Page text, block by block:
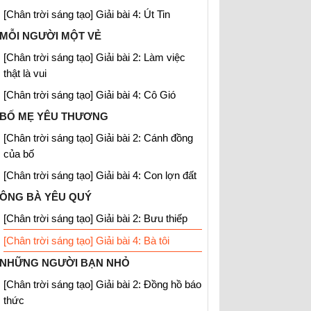
[Chân trời sáng tạo] Giải bài 4: Út Tin
MỖI NGƯỜI MỘT VẺ
[Chân trời sáng tạo] Giải bài 2: Làm việc
thật là vui
[Chân trời sáng tạo] Giải bài 4: Cô Gió
BỐ MẸ YÊU THƯƠNG
[Chân trời sáng tạo] Giải bài 2: Cánh đồng
của bố
[Chân trời sáng tạo] Giải bài 4: Con lợn đất
ÔNG BÀ YÊU QUÝ
[Chân trời sáng tạo] Giải bài 2: Bưu thiếp
[Chân trời sáng tạo] Giải bài 4: Bà tôi
NHỮNG NGƯỜI BẠN NHỎ
[Chân trời sáng tạo] Giải bài 2: Đồng hồ báo
thức